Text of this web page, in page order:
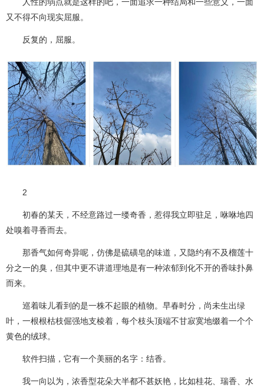
又不得不向现实屈服。
反复的，屈服。
2
初春的某天，不经意路过一缕奇香，惹得我立即驻足，咻咻地四
处嗅着寻香而去。
那香气如何奇异呢，仿佛是硫磺皂的味道，又隐约有不及榴莲十
分之一的臭，但其中更不讲道理地是有一种浓郁到化不开的香味扑鼻
而来。
巡着味儿看到的是一株不起眼的植物。早春时分，尚未生出绿
叶，一根根枯枝倔强地支棱着，每个枝头顶端不甘寂寞地缀着一个个
黄色的绒球。
软件扫描，它有一个美丽的名字：结香。
我一向以为，浓香型花朵大半都不甚妖艳，比如桂花、瑞香、水